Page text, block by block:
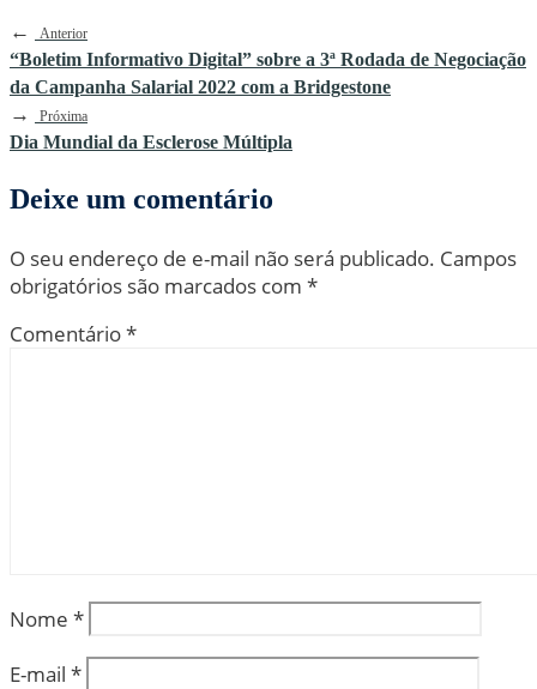
←
Anterior
“Boletim Informativo Digital” sobre a 3ª Rodada de Negociação
da Campanha Salarial 2022 com a Bridgestone
→ Próxima
Dia Mundial da Esclerose Múltipla
Deixe um comentário
O seu endereço de e-mail não será publicado. Campos
obrigatórios são marcados com *
Comentário*
Nome *
E-mail *